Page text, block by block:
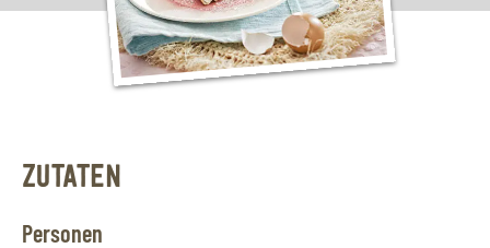
ZUTATEN
Personen